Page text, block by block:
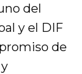
del
y el DIF
de